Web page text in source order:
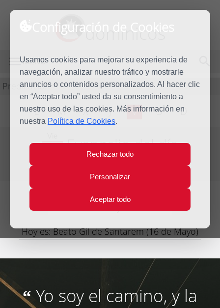
Configuración de Cookies
Usamos cookies para mejorar su experiencia de
navegación, analizar nuestro tráfico y mostrarle
anuncios o contenidos personalizados. Al hacer clic
en “Aceptar todo” usted da su consentimiento a
nuestro uso de las cookies. Más información en
nuestra Política de Cookies.
Rechazar todo
Personalizar
Aceptar todo
dominicos
MENÚ
Predicación
L M X J V S D
16 Evangelio del día
Lecturas del día y comentario
Hoy es: Beato Gil de Santarem (16 de Mayo)
“ Yo soy el camino, y la